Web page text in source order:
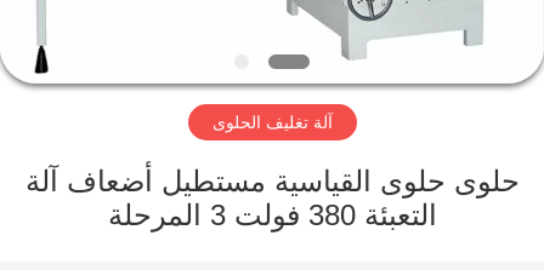
معلومات
عنا
في
آلة تغليف الحلوى
حلوى حلوى القياسية مستطيل أضعاف آلة
التعبئة 380 فولت 3 المرحلة